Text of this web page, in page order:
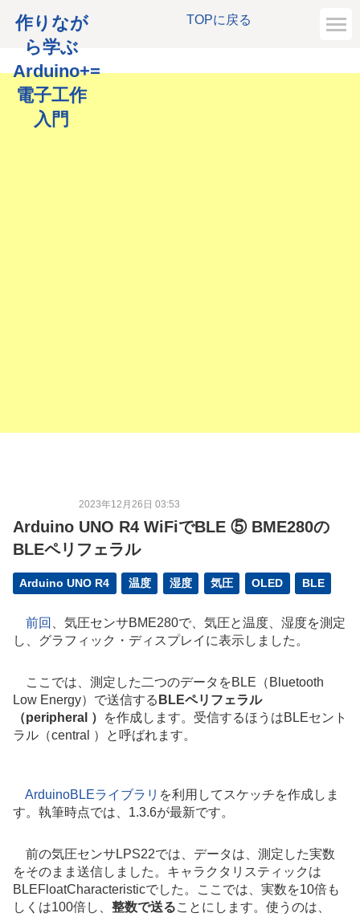
TOPに戻る
作りなが
ら学ぶ
Arduino+=
電子工作
入門
2023年12月26日 03:53
Arduino UNO R4 WiFiでBLE ⑤ BME280の
BLEペリフェラル
Arduino UNO R4 温度 湿度 気圧 OLED BLE
前回
、気圧センサBME280で、気圧と温度、湿度を測定
し、グラフィック・ディスプレイに表示しました。
ここでは、測定した二つのデータをBLE（Bluetooth
Low Energy）で送信する BLEペリフェラル
（peripheral ）
を作成します。受信するほうはBLEセント
ラル（central ）と呼ばれます。
ArduinoBLEライブラリ を利用してスケッチを作成しま
す。執筆時点では、1.3.6が最新です。
前の気圧センサLPS22では、データは、測定した実数
をそのまま送信しました。キャラクタリスティックは
BLEFloatCharacteristicでした。ここでは、実数を10倍も
しくは100倍し、 整数で送ることにします。使うのは、